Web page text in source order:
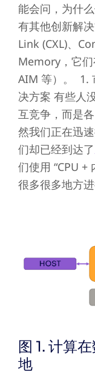
能会问，为什
有其他创新解
Link (CXL)、
Memory，它们
AIM 等）。 1.
决方案 有些人
互竞争，而是
然我们正在迅
们却已经到达了
们使用 “CPU +
很多很多地方进
图 1. 计算
地